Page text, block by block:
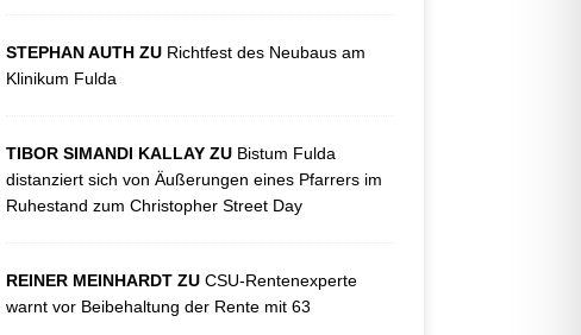
STEPHAN AUTH ZU Richtfest des Neubaus am
Klinikum Fulda
TIBOR SIMANDI KALLAY ZU Bistum Fulda
distanziert sich von Äußerungen eines Pfarrers im
Ruhestand zum Christopher Street Day
REINER MEINHARDT ZU CSU-Rentenexperte
warnt vor Beibehaltung der Rente mit 63